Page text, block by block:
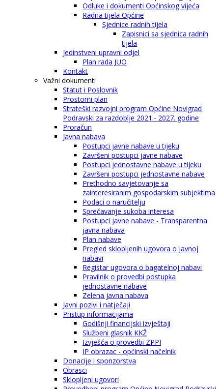
Odluke i dokumenti Općinskog vijeća
Radna tijela Općine
Sjednice radnih tijela
Zapisnici sa sjednica radnih
tijela
Jedinstveni upravni odjel
Plan rada JUO
Kontakt
Važni dokumenti
Statut i Poslovnik
Prostorni plan
Strateški razvojni program Općine Novigrad
Podravski za razdoblje 2021.- 2027. godine
Proračun
Javna nabava
Postupci javne nabave u tijeku
Završeni postupci javne nabave
Postupci jednostavne nabave u tijeku
Završeni postupci jednostavne nabave
Prethodno savjetovanje sa
zainteresiranim gospodarskim subjektima
Podaci o naručitelju
Sprečavanje sukoba interesa
Postupci javne nabave - Transparentna
javna nabava
Plan nabave
Pregled sklopljenih ugovora o javnoj
nabavi
Registar ugovora o bagatelnoj nabavi
Pravilnik o provedbi postupka
jednostavne nabave
Zelena javna nabava
Javni pozivi i natječaji
Pristup informacijama
Godišnji financijski izvještaji
Službeni glasnik KKŽ
Izvješća o provedbi ZPPI
IP obrazac - općinski načelnik
Donacije i sponzorstva
Obrasci
Sklopljeni ugovori